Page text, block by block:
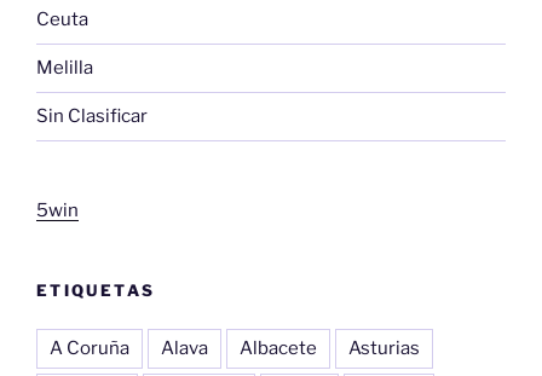
Ceuta
Melilla
Sin Clasificar
5win
ETIQUETAS
A Coruña Alava Albacete Asturias